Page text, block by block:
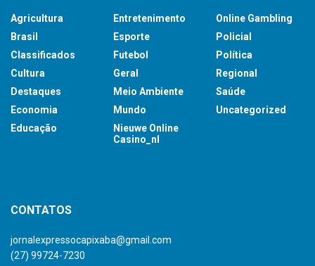
Agricultura
Brasil
Classificados
Cultura
Destaques
Economia
Educação
Entretenimento
Esporte
Futebol
Geral
Meio Ambiente
Mundo
Nieuwe Online
Casino_nl
Online Gambling
Policial
Política
Regional
Saúde
Uncategorized
CONTATOS
jornalexpressocapixaba@gmail.com
(27) 99724-7230